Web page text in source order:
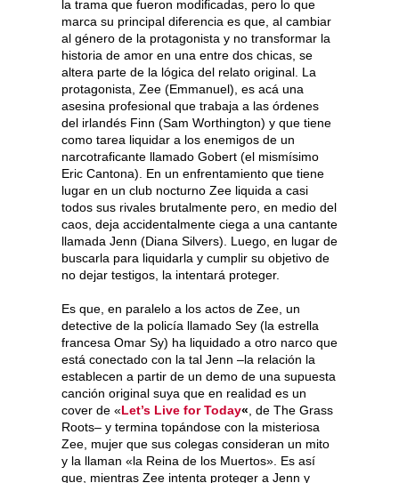
la trama que fueron modificadas, pero lo que
marca su principal diferencia es que, al cambiar
al género de la protagonista y no transformar la
historia de amor en una entre dos chicas, se
altera parte de la lógica del relato original. La
protagonista, Zee (Emmanuel), es acá una
asesina profesional que trabaja a las órdenes
del irlandés Finn (Sam Worthington) y que tiene
como tarea liquidar a los enemigos de un
narcotraficante llamado Gobert (el mismísimo
Eric Cantona). En un enfrentamiento que tiene
lugar en un club nocturno Zee liquida a casi
todos sus rivales brutalmente pero, en medio del
caos, deja accidentalmente ciega a una cantante
llamada Jenn (Diana Silvers). Luego, en lugar de
buscarla para liquidarla y cumplir su objetivo de
no dejar testigos, la intentará proteger.
Es que, en paralelo a los actos de Zee, un
detective de la policía llamado Sey (la estrella
francesa Omar Sy) ha liquidado a otro narco que
está conectado con la tal Jenn –la relación la
establecen a partir de un demo de una supuesta
canción original suya que en realidad es un
cover de «Let’s Live for Today« , de The Grass
Roots– y termina topándose con la misteriosa
Zee, mujer que sus colegas consideran un mito
y la llaman «la Reina de los Muertos». Es así
que, mientras Zee intenta proteger a Jenn y